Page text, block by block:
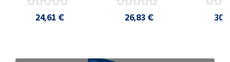
Igualdad de Género.
24,61 €
secreto y la
26,83 €